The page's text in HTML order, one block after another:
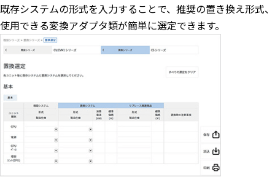
既存システムの形式を入力することで、推奨の置き換え形式、
使用できる変換アダプタ類が簡単に選定できます。